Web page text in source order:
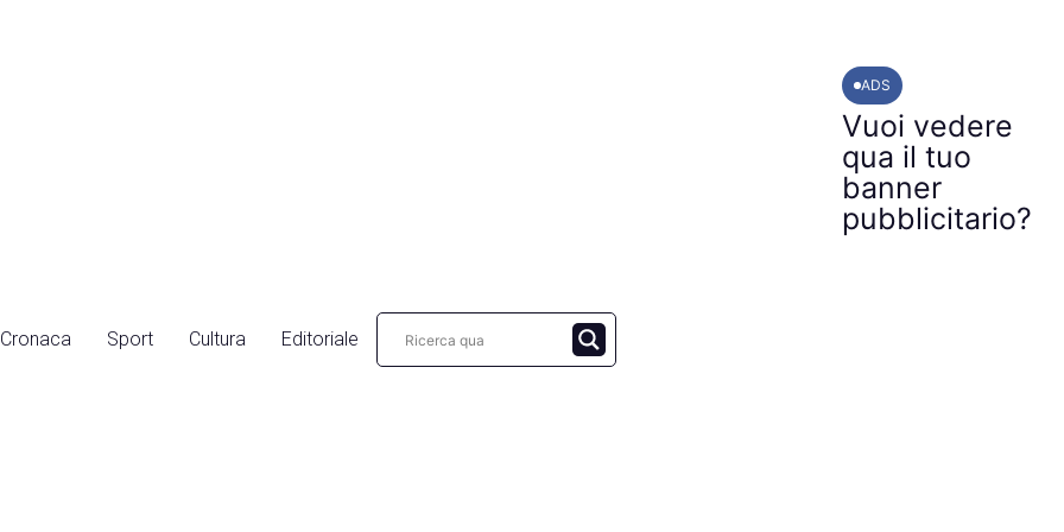
ADS
Vuoi vedere
qua il tuo
banner
pubblicitario?
Cronaca Sport Cultura Editoriale